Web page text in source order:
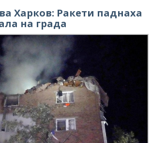
Харков: Ракети паднаха
на града